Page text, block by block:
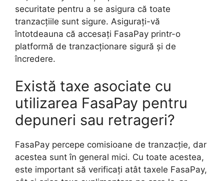
securitate pentru a se asigura că toate
tranzacțiile sunt sigure. Asigurați-vă
întotdeauna că accesați FasaPay printr-o
platformă de tranzacționare sigură și de
încredere.
Există taxe asociate cu
utilizarea FasaPay pentru
depuneri sau retrageri?
FasaPay percepe comisioane de tranzacție, dar
acestea sunt în general mici. Cu toate acestea,
este important să verificați atât taxele FasaPay,